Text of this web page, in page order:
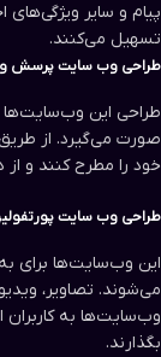
پیام و سایر
تسهیل می‌کنند.
طراحی وب سایت‌ پرسش و
طراحی این وب‌سایت‌ها
صورت می‌گیرد. از طریق
خود را مطرح کنند و از
طراحی وب سایت‌
این وب‌سایت‌ها برای
می‌شوند. تصاویر،
وب‌سایت‌ها به کاربران
بگذارند.